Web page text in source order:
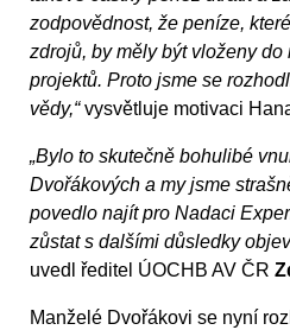
zodpovědnost, že peníze,
zdrojů, by měly být vloženy
projektů. Proto jsme se
vědy,“vysvětluje motivaci
„Bylo to skutečně bohulibé
Dvořákových a my jsme
povedlo najít pro Nadaci
zůstat s dalšími důsledky
uvedl ředitel ÚOCHB AV ČR
Manželé Dvořákovi se nyní